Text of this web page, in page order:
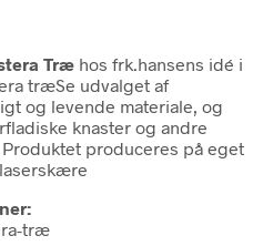
Træ hos frk.hansens idé i
træSe udvalget af
og levende materiale, og
knaster og andre
produceres på eget
træ